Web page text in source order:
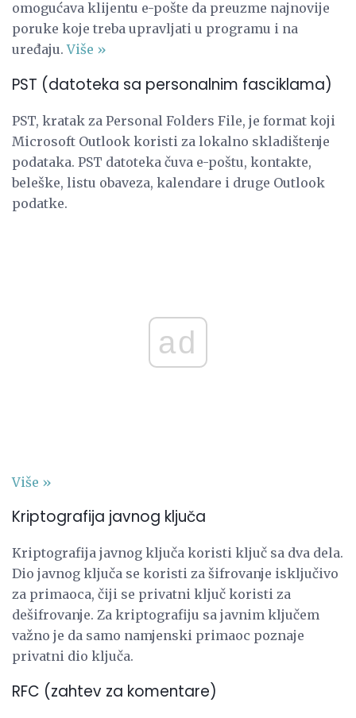
omogućava klijentu e-pošte da preuzme najnovije
poruke koje treba upravljati u programu i na
uređaju.Više »
PST (datoteka sa personalnim fasciklama)
PST, kratak za Personal Folders File, je format koji
Microsoft Outlook koristi za lokalno skladištenje
podataka. PST datoteka čuva e-poštu, kontakte,
beleške, listu obaveza, kalendare i druge Outlook
podatke.
ad
Više »
Kriptografija javnog ključa
Kriptografija javnog ključa koristi ključ sa dva dela.
Dio javnog ključa se koristi za šifrovanje isključivo
za primaoca, čiji se privatni ključ koristi za
dešifrovanje. Za kriptografiju sa javnim ključem
važno je da samo namjenski primaoc poznaje
privatni dio ključa.
RFC (zahtev za komentare)